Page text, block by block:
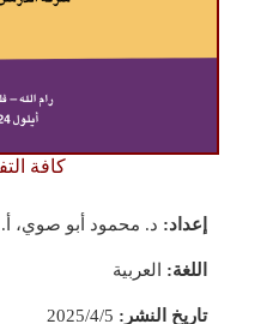
كافة
إعداد: د. محمود أبو صوي، أ.
اللغة: العربية
تاريخ النشر: